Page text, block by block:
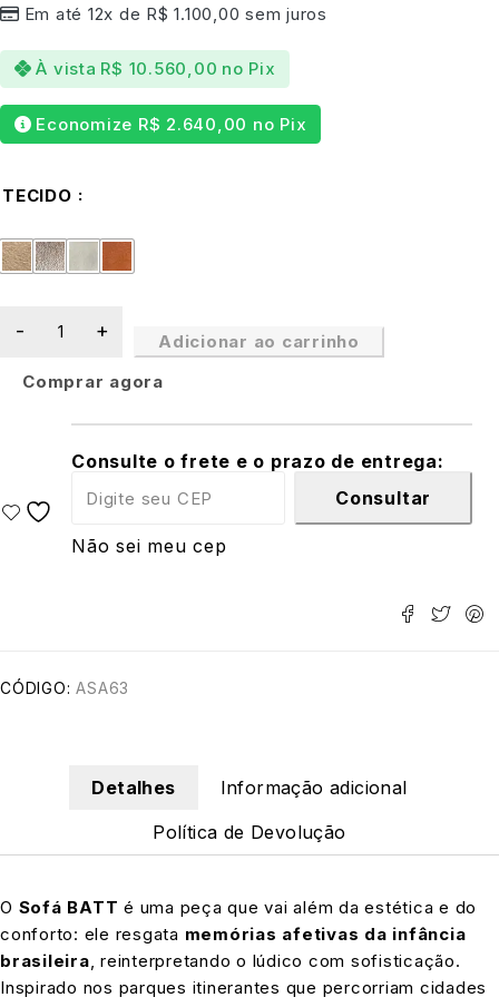
Em até 12x de R$ 1.100,00 sem juros
À vista R$ 10.560,00 no Pix
Economize R$ 2.640,00 no Pix
TECIDO
Adicionar ao carrinho
Comprar agora
Consulte o frete e o prazo de entrega:
Consultar
Não sei meu cep
CÓDIGO: ASA63
Detalhes
Informação adicional
Política de Devolução
O Sofá BATT é uma peça que vai além da estética e do
conforto: ele resgata memórias afetivas da infância
brasileira, reinterpretando o lúdico com sofisticação.
Inspirado nos parques itinerantes que percorriam cidades